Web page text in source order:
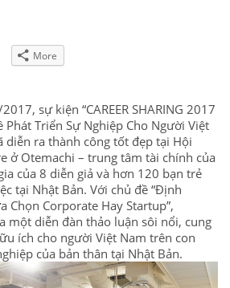
More
sự kiện “CAREER SHARING 2017
Phát Triển Sự Nghiệp Cho Người Việt
diễn ra thành công tốt đẹp tại Hội
ở Otemachi – trung tâm tài chính của
của 8 diễn giả và hơn 120 bạn trẻ
tại Nhật Bản. Với chủ đề “Định
Chọn Corporate Hay Startup”,
một diễn đàn thảo luận sôi nổi, cung
ích cho người Việt Nam trên con
của bản thân tại Nhật Bản.